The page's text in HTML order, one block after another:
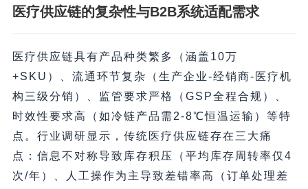
医疗供应链的复杂性与B2B系统适配需求
医疗供应链具有产品种类繁多（涵盖10万
+SKU）、流通环节复杂（生产企业-经销商-医疗机
构三级分销）、监管要求严格（GSP全程合规）、
时效性要求高（如冷链产品需2-8℃恒温运输）等特
点。行业调研显示，传统医疗供应链存在三大痛
点：信息不对称导致库存积压（平均库存周转率仅4
次/年）、人工操作为主导致差错率高（订单处理差